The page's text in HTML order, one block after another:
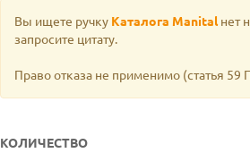
Вы ищете ручку Каталога Manitalнет
запросите цитату.
Право отказа не применимо (статья 59
КОЛИЧЕСТВО